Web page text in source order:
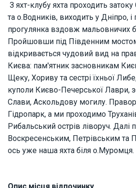
З яхт-клубу яхта проходить
та о.Водників, виходить у Дніпро, і
прогулянка вздовж мальовничих
Пройшовши під Південним
відкривається чудовий вид на
Києва: пам'ятник засновникам
Щеку, Хориву та сестрі їхньої
куполи Києво-Печерської Лаври,
Слави, Аскольдову могилу.
Гідропарк, а ми проходимо
Рибальський острів ліворуч. Далі
Воскресенським, Петрівським та
ось уже наша яхта біля о.Муромця.
р
и
л
ь
н
і
я
х
т
и
М
о
т